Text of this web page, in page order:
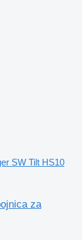
SW Tilt HS10
za